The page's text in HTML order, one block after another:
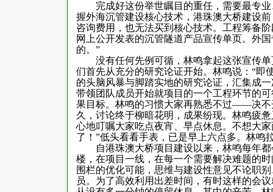
完成好这份举世瞩目的重任，需要最专业
握外海沉管建设核心技术，港珠澳大桥建设
咨询费用，也无法买到核心技术。工程筹备
网上公开发表的沉管隧道产品宣传单页。外
的。”
没有任何先例可循，林鸣拿起这张宣传单
们首先从充分的研究论证开始。林鸣说：“即
的头脑风暴与脚踏实地的研究论证，汇集成
带领团队成员开始就项目的一个工程环节的
果目标。林鸣的习惯大家再熟悉不过——决不
久，讨论终于柳暗花明，成果纷现。林鸣疲
心地叮嘱大家吃点夜宵、早点休息。不想大
了！”低头看看手表，已是早上六点多。林鸣
自港珠澳大桥项目建设以来，林鸣每年都
楼，在项目一线，在每一个需要解决难题的
围栏的优化可能，思维与建设性意见不论职
员。为了高效利用出差时间，有时这样的会